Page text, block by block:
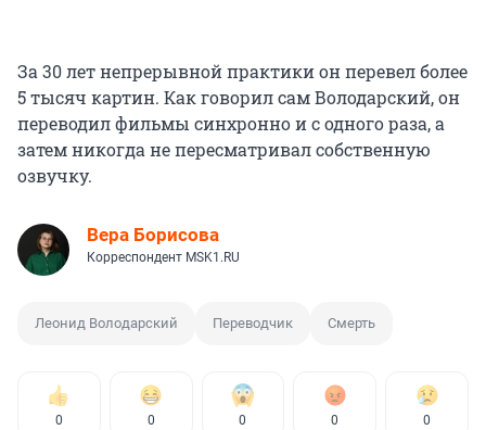
За 30 лет непрерывной практики он перевел более
5 тысяч картин. Как говорил сам Володарский, он
переводил фильмы синхронно и с одного раза, а
затем никогда не пересматривал собственную
озвучку.
Вера Борисова
Корреспондент MSK1.RU
Леонид Володарский Переводчик Смерть
0 0 0 0 0